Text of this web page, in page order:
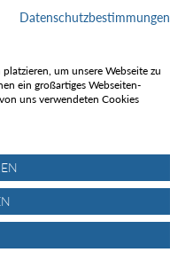
Wetter & Lawinenlage
Datenschutzbestimmungen
um unsere Webseite zu
ein großartiges Webseiten-
uns verwendeten Cookies